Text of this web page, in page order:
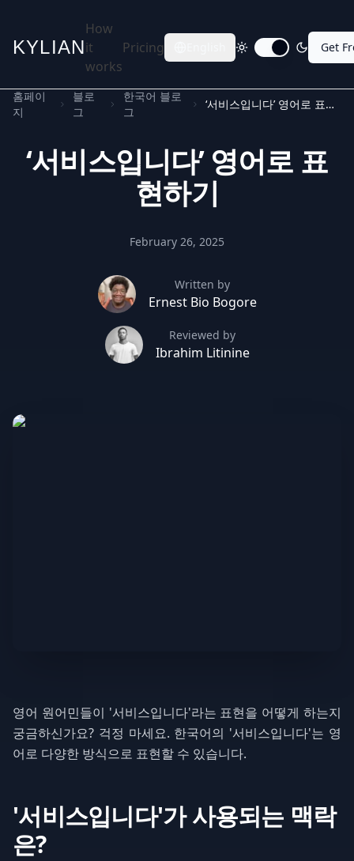
KYLIAN
How
it
works
Pricing Toggle dark mode
Get
홈페이
지
블로
그
한국어 블로
그
‘서비스입니다’ 영어로 표현하기
‘서비스입니다’ 영어로 표
현하기
February 26, 2025
Written by
Ernest Bio Bogore
Reviewed by
Ibrahim Litinine
영어 원어민들이 '서비스입니다'라는 표현을 어떻게 하는지
궁금하신가요? 걱정 마세요. 한국어의 '서비스입니다'는 영
어로 다양한 방식으로 표현할 수 있습니다.
'서비스입니다'가 사용되는 맥락
은?